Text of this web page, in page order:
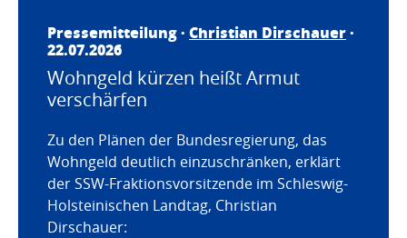
Pressemitteilung · Christian Dirschauer·
22.07.2026
Wohngeld kürzen heißt Armut
verschärfen
Zu den Plänen der Bundesregierung, das
Wohngeld deutlich einzuschränken, erklärt
der SSW-Fraktionsvorsitzende im Schleswig-
Holsteinischen Landtag, Christian
Dirschauer: